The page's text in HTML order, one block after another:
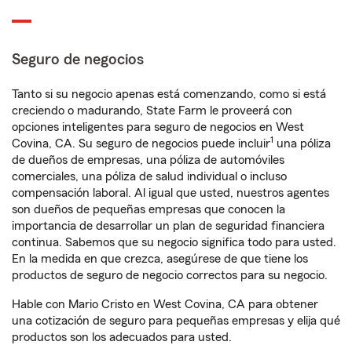
Seguro de negocios
Tanto si su negocio apenas está comenzando, como si está
creciendo o madurando, State Farm le proveerá con
opciones inteligentes para seguro de negocios en West
Covina, CA. Su seguro de negocios puede incluir1 una póliza
de dueños de empresas, una póliza de automóviles
comerciales, una póliza de salud individual o incluso
compensación laboral. Al igual que usted, nuestros agentes
son dueños de pequeñas empresas que conocen la
importancia de desarrollar un plan de seguridad financiera
continua. Sabemos que su negocio significa todo para usted.
En la medida en que crezca, asegúrese de que tiene los
productos de seguro de negocio correctos para su negocio.
Hable con Mario Cristo en West Covina, CA para obtener
una cotización de seguro para pequeñas empresas y elija qué
productos son los adecuados para usted.